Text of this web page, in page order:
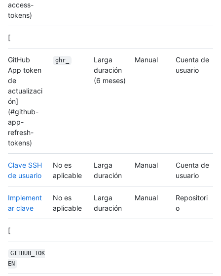
access-
tokens)
[
GitHub
App token
de
actualizaci
ón]
(#github-
app-
refresh-
tokens)
ghr_
Larga
duración
(6 meses)
Manual
Cuenta de
usuario
Clave SSH
de usuario
No es
aplicable
Larga
duración
Manual
Cuenta de
usuario
Implement
ar clave
No es
aplicable
Larga
duración
Manual
Repositori
o
[
GITHUB_TOK
EN